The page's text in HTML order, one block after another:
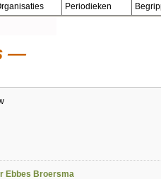
Periodieken
Ebbes Broersma